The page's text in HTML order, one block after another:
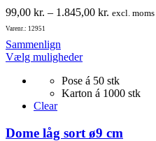
99,00 kr. – 1.845,00 kr. Prisinterval:
excl. moms
Varenr.: 12951
Sammenlign
Vælg mulighederDette
har
flere
kan
Pose á 50 stk
Karton á 1000 stk
Clear
Dome låg sort ø9 cm